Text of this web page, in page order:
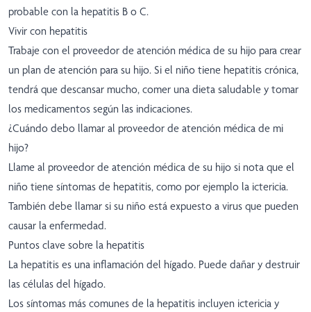
probable con la hepatitis B o C.
Vivir con hepatitis
Trabaje con el proveedor de atención médica de su hijo para crear
un plan de atención para su hijo. Si el niño tiene hepatitis crónica,
tendrá que descansar mucho, comer una dieta saludable y tomar
los medicamentos según las indicaciones.
¿Cuándo debo llamar al proveedor de atención médica de mi
hijo?
Llame al proveedor de atención médica de su hijo si nota que el
niño tiene síntomas de hepatitis, como por ejemplo la ictericia.
También debe llamar si su niño está expuesto a virus que pueden
causar la enfermedad.
Puntos clave sobre la hepatitis
La hepatitis es una inflamación del hígado. Puede dañar y destruir
las células del hígado.
Los síntomas más comunes de la hepatitis incluyen ictericia y